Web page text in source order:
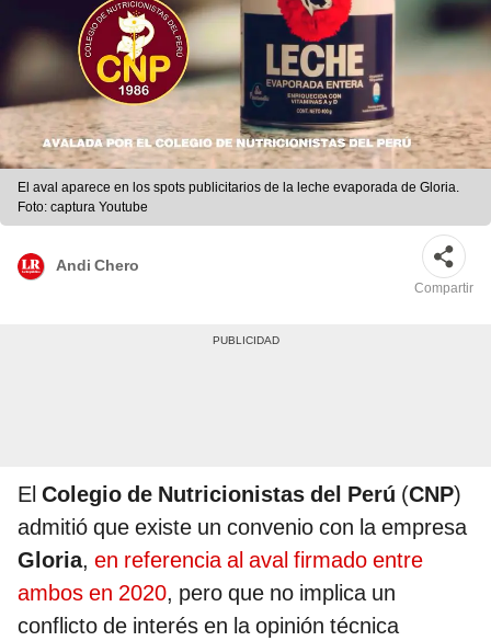
El aval aparece en los spots publicitarios de la leche evaporada de Gloria.
Foto: captura Youtube
Andi Chero
Compartir
El Colegio de Nutricionistas del Perú (CNP)
admitió que existe un convenio con la empresa
Gloria, en referencia al aval firmado entre
ambos en 2020, pero que no implica un
conflicto de interés en la opinión técnica